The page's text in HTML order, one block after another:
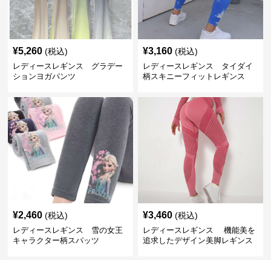
¥5,260 (税込)
レディースレギンス グラデー
ションヨガパンツ
¥3,160 (税込)
レディースレギンス タイダイ
柄スキニーフィットレギンス
¥2,460 (税込)
レディースレギンス 雪の女王
キャラクター柄スパッツ
¥3,460 (税込)
レディースレギンス 機能美を
追求したデザイン美脚レギンス